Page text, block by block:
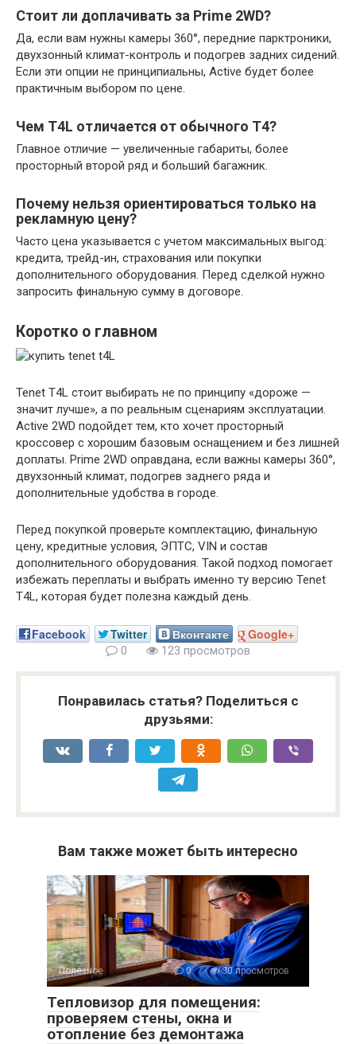
Стоит ли доплачивать за Prime 2WD?
Да, если вам нужны камеры 360°, передние парктроники,
двухзонный климат-контроль и подогрев задних сидений.
Если эти опции не принципиальны, Active будет более
практичным выбором по цене.
Чем T4L отличается от обычного T4?
Главное отличие — увеличенные габариты, более
просторный второй ряд и больший багажник.
Почему нельзя ориентироваться только на
рекламную цену?
Часто цена указывается с учетом максимальных выгод:
кредита, трейд-ин, страхования или покупки
дополнительного оборудования. Перед сделкой нужно
запросить финальную сумму в договоре.
Коротко о главном
Tenet T4L стоит выбирать не по принципу «дороже —
значит лучше», а по реальным сценариям эксплуатации.
Active 2WD подойдет тем, кто хочет просторный
кроссовер с хорошим базовым оснащением и без лишней
доплаты. Prime 2WD оправдана, если важны камеры 360°,
двухзонный климат, подогрев заднего ряда и
дополнительные удобства в городе.
Перед покупкой проверьте комплектацию, финальную
цену, кредитные условия, ЭПТС, VIN и состав
дополнительного оборудования. Такой подход помогает
избежать переплаты и выбрать именно ту версию Tenet
T4L, которая будет полезна каждый день.
Facebook Twitter Вконтакте Google+
0 123 просмотров
Понравилась статья? Поделиться с
друзьями:
Вам также может быть интересно
Полезное 0 30 просмотров
Тепловизор для помещения:
проверяем стены, окна и
отопление без демонтажа